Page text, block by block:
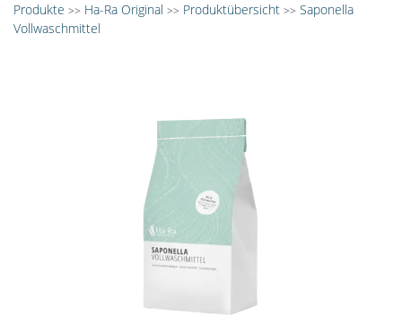
Produkte >> Ha-Ra Original >> Produktübersicht >> Saponella
Vollwaschmittel